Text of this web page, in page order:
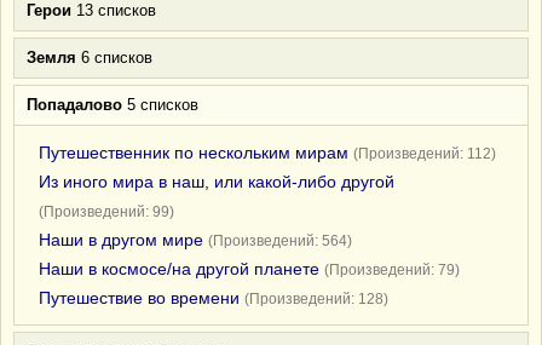
Герои 13 списков
Земля 6 списков
Попадалово 5 списков
Путешественник по нескольким мирам (Произведений: 112)
Из иного мира в наш, или какой-либо другой
(Произведений: 99)
Наши в другом мире (Произведений: 564)
Наши в космосе/на другой планете (Произведений: 79)
Путешествие во времени (Произведений: 128)